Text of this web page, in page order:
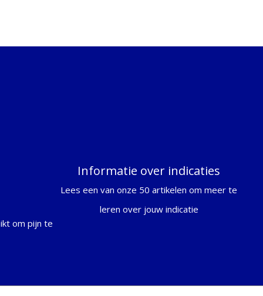
om pijn te
Informatie over indicaties
Lees een van onze 50 artikelen om meer te
leren over jouw indicatie